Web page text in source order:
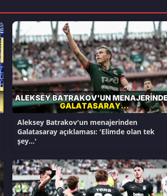
Aleksey Batrakov'un menajerinden
Galatasaray açıklaması: 'Elimde olan tek
şey...'